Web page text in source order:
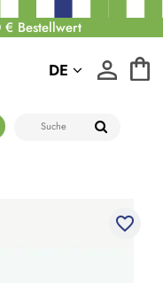
€ Bestellwert
DE
favorite_border